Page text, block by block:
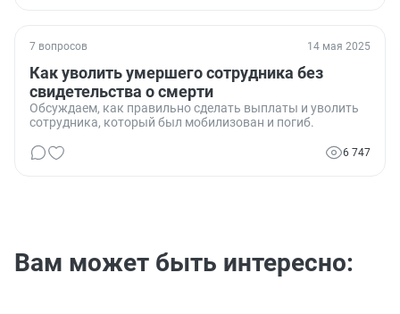
7 вопросов 14 мая 2025
Как уволить умершего сотрудника без
свидетельства о смерти
Обсуждаем, как правильно сделать выплаты и уволить
сотрудника, который был мобилизован и погиб.
6 747
Вам может быть интересно: